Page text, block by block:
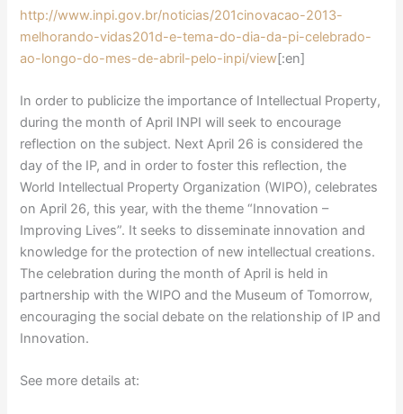
http://www.inpi.gov.br/noticias/201cinovacao-2013-
melhorando-vidas201d-e-tema-do-dia-da-pi-celebrado-
ao-longo-do-mes-de-abril-pelo-inpi/view[:en]
In order to publicize the importance of Intellectual Property,
during the month of April INPI will seek to encourage
reflection on the subject. Next April 26 is considered the
day of the IP, and in order to foster this reflection, the
World Intellectual Property Organization (WIPO), celebrates
on April 26, this year, with the theme “Innovation –
Improving Lives”. It seeks to disseminate innovation and
knowledge for the protection of new intellectual creations.
The celebration during the month of April is held in
partnership with the WIPO and the Museum of Tomorrow,
encouraging the social debate on the relationship of IP and
Innovation.
See more details at: